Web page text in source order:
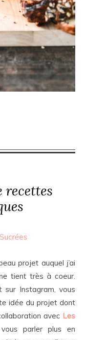
recettes
projet auquel j’ai
tient très à coeur.
Instagram, vous
idée du projet dont
avec Les
parler plus en